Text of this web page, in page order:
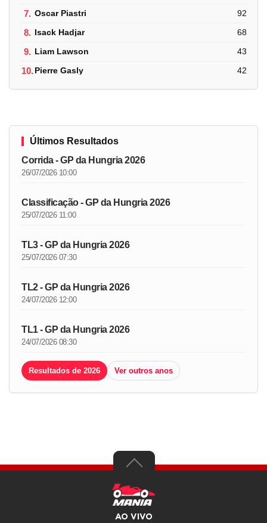
7. Oscar Piastri 92
8. Isack Hadjar 68
9. Liam Lawson 43
10.Pierre Gasly 42
Últimos Resultados
Corrida - GP da Hungria 2026
26/07/2026 10:00
Classificação - GP da Hungria 2026
25/07/2026 11:00
TL3 - GP da Hungria 2026
25/07/2026 07:30
TL2 - GP da Hungria 2026
24/07/2026 12:00
TL1 - GP da Hungria 2026
24/07/2026 08:30
Resultados de 2026 Ver outros anos
AO VIVO